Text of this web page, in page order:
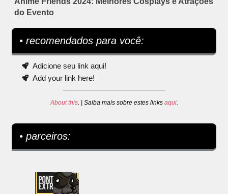
do Evento
• recomendados para você:
Adicione seu link aqui!
Add your link here!
About this. | Saiba mais sobre estes links aqui.
• parceiros: